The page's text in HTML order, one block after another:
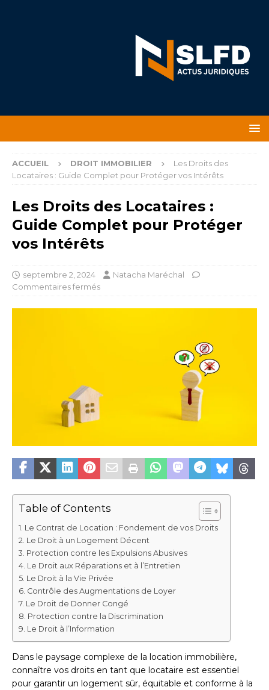
ACCUEIL DROIT IMMOBILIER
Les Droits des
Locataires : Guide Complet pour Protéger vos Intérêts
Les Droits des Locataires :
Guide Complet pour Protéger
vos Intérêts
septembre 2, 2024
Natacha Maréchal
Commentaires fermés
Table of Contents
Le Contrat de Location : Fondement de vos Droits
Le Droit à un Logement Décent
Protection contre les Expulsions Abusives
Le Droit aux Réparations et à l’Entretien
Le Droit à la Vie Privée
Contrôle des Augmentations de Loyer
Le Droit de Donner Congé
Protection contre la Discrimination
Le Droit à l’Information
Dans le paysage complexe de la location immobilière,
connaître vos droits en tant que locataire est essentiel
pour garantir un logement sûr, équitable et conforme à la